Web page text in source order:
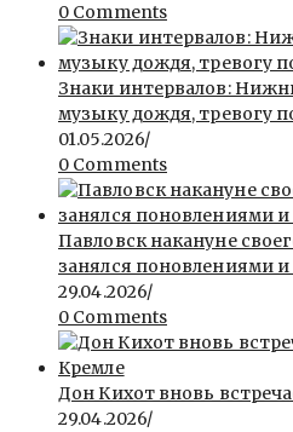
0 Comments
Знаки интервалов:
музыку дождя, тревогу
01.05.2026/
0 Comments
Павловск накануне
занялся поновлениями
29.04.2026/
0 Comments
Дон Кихот вновь
29.04.2026/